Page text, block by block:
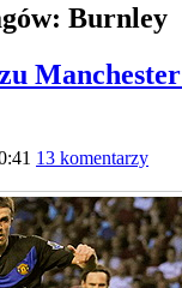
Burnley
13 komentarzy